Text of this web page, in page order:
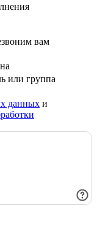
вам
или группа
данных и